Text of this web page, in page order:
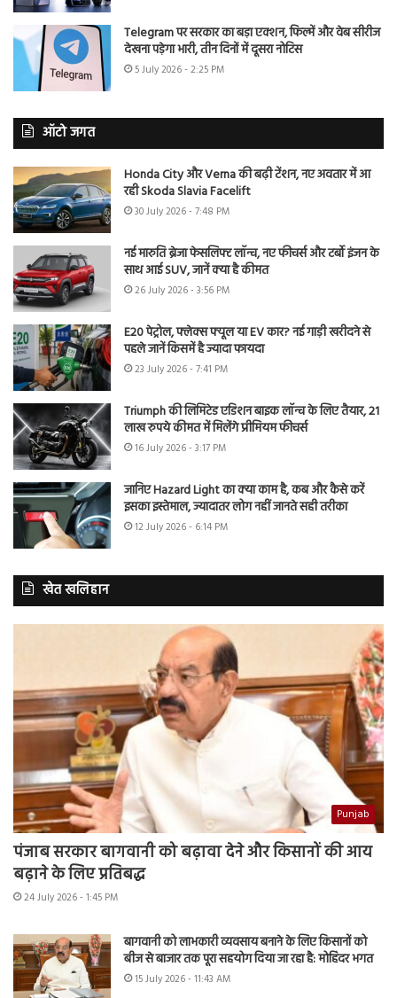
Telegram पर सरकार का बड़ा एक्शन, फिल्में और वेब सीरीज
देखना पड़ेगा भारी, तीन दिनों में दूसरा नोटिस
5 July 2026 - 2:25 PM
ऑटो जगत
Honda City और Verna की बढ़ी टेंशन, नए अवतार में आ
रही Skoda Slavia Facelift
30 July 2026 - 7:48 PM
नई मारुति ब्रेजा फेसलिफ्ट लॉन्च, नए फीचर्स और टर्बो इंजन के
साथ आई SUV, जानें क्या है कीमत
26 July 2026 - 3:56 PM
E20 पेट्रोल, फ्लेक्स फ्यूल या EV कार? नई गाड़ी खरीदने से
पहले जानें किसमें है ज्यादा फायदा
23 July 2026 - 7:41 PM
Triumph की लिमिटेड एडिशन बाइक लॉन्च के लिए तैयार, 21
लाख रुपये कीमत में मिलेंगे प्रीमियम फीचर्स
16 July 2026 - 3:17 PM
जानिए Hazard Light का क्या काम है, कब और कैसे करें
इसका इस्तेमाल, ज्यादातर लोग नहीं जानते सही तरीका
12 July 2026 - 6:14 PM
खेत खलिहान
Punjab
पंजाब सरकार बागवानी को बढ़ावा देने और किसानों की आय
बढ़ाने के लिए प्रतिबद्ध
24 July 2026 - 1:45 PM
बागवानी को लाभकारी व्यवसाय बनाने के लिए किसानों को
बीज से बाजार तक पूरा सहयोग दिया जा रहा है: मोहिंदर भगत
15 July 2026 - 11:43 AM